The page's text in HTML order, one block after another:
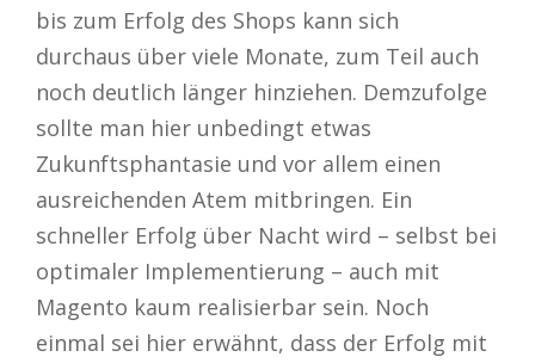
bis zum Erfolg des Shops kann sich
durchaus über viele Monate, zum Teil auch
noch deutlich länger hinziehen. Demzufolge
sollte man hier unbedingt etwas
Zukunftsphantasie und vor allem einen
ausreichenden Atem mitbringen. Ein
schneller Erfolg über Nacht wird – selbst bei
optimaler Implementierung – auch mit
Magento kaum realisierbar sein. Noch
einmal sei hier erwähnt, dass der Erfolg mit